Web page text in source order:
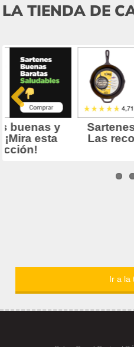
LA TIENDA DE
Ir a la